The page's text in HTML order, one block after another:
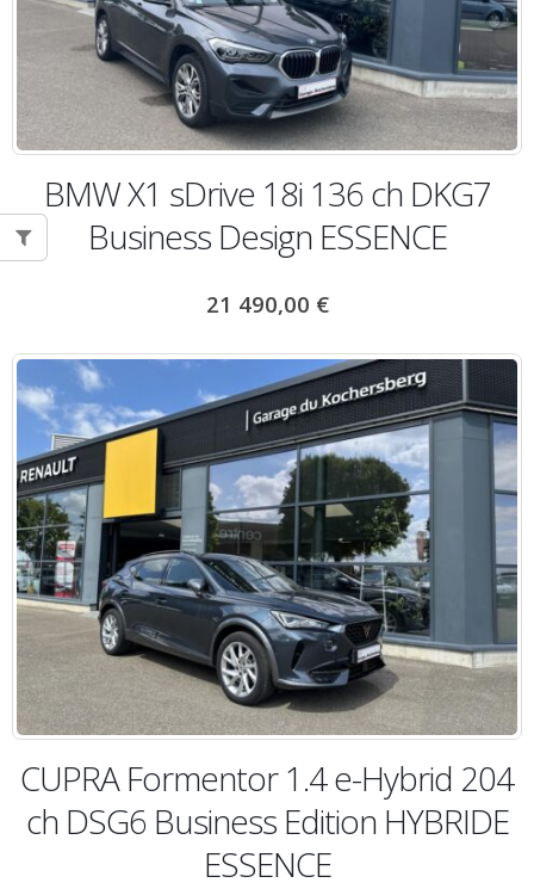
BMW X1 sDrive 18i 136 ch DKG7
Business Design ESSENCE
21 490,00 €
CUPRA Formentor 1.4 e-Hybrid 204
ch DSG6 Business Edition HYBRIDE
ESSENCE